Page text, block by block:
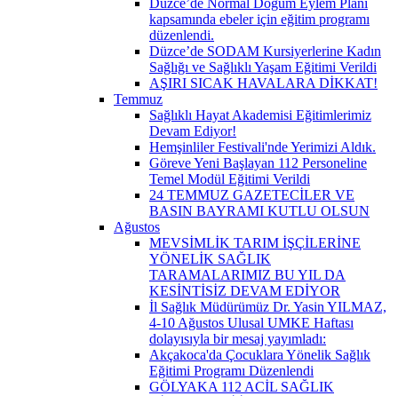
kapsamında ebeler için eğitim programı
düzenlendi.
Düzce’de SODAM Kursiyerlerine Kadın
Sağlığı ve Sağlıklı Yaşam Eğitimi Verildi
AŞIRI SICAK HAVALARA DİKKAT!
Temmuz
Sağlıklı Hayat Akademisi Eğitimlerimiz
Devam Ediyor!
Hemşinliler Festivali'nde Yerimizi Aldık.
Göreve Yeni Başlayan 112 Personeline
Temel Modül Eğitimi Verildi
24 TEMMUZ GAZETECİLER VE
BASIN BAYRAMI KUTLU OLSUN
Ağustos
MEVSİMLİK TARIM İŞÇİLERİNE
YÖNELİK SAĞLIK
TARAMALARIMIZ BU YIL DA
KESİNTİSİZ DEVAM EDİYOR
İl Sağlık Müdürümüz Dr. Yasin YILMAZ,
4-10 Ağustos Ulusal UMKE Haftası
dolayısıyla bir mesaj yayımladı:
Akçakoca'da Çocuklara Yönelik Sağlık
Eğitimi Programı Düzenlendi
GÖLYAKA 112 ACİL SAĞLIK